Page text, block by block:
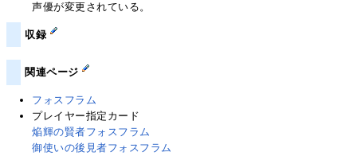
声優が変更されている。
収録
関連ページ
フォスフラム
プレイヤー指定カード
焔輝の賢者フォスフラム
御使いの後見者フォスフラム